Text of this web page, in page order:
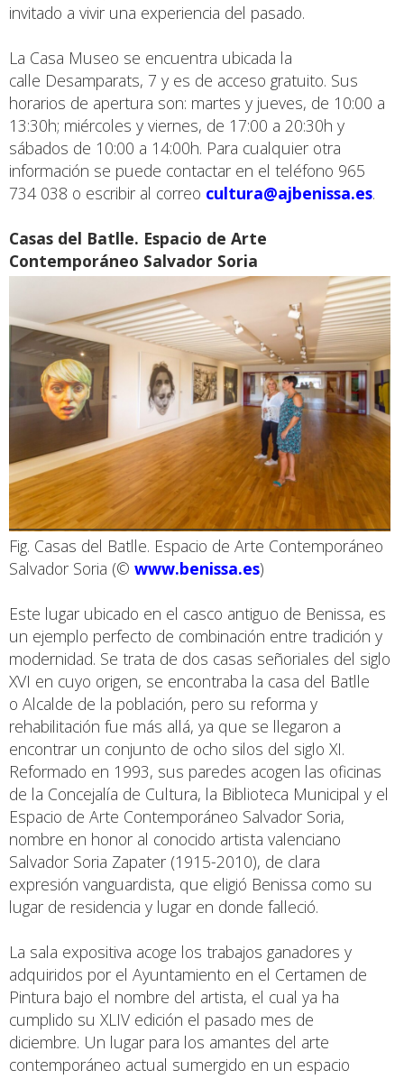
invitado a vivir una experiencia del pasado.
La Casa Museo se encuentra ubicada la
calle Desamparats, 7 y es de acceso gratuito. Sus
horarios de apertura son: martes y jueves, de 10:00 a
13:30h; miércoles y viernes, de 17:00 a 20:30h y
sábados de 10:00 a 14:00h. Para cualquier otra
información se puede contactar en el teléfono 965
734 038 o escribir al correo cultura@ajbenissa.es.
Casas del Batlle. Espacio de Arte
Contemporáneo Salvador Soria
Fig. Casas del Batlle. Espacio de Arte Contemporáneo
Salvador Soria (© www.benissa.es)
Este lugar ubicado en el casco antiguo de Benissa, es
un ejemplo perfecto de combinación entre tradición y
modernidad. Se trata de dos casas señoriales del siglo
XVI en cuyo origen, se encontraba la casa del Batlle
o Alcalde de la población, pero su reforma y
rehabilitación fue más allá, ya que se llegaron a
encontrar un conjunto de ocho silos del siglo XI.
Reformado en 1993, sus paredes acogen las oficinas
de la Concejalía de Cultura, la Biblioteca Municipal y el
Espacio de Arte Contemporáneo Salvador Soria,
nombre en honor al conocido artista valenciano
Salvador Soria Zapater (1915-2010), de clara
expresión vanguardista, que eligió Benissa como su
lugar de residencia y lugar en donde falleció.
La sala expositiva acoge los trabajos ganadores y
adquiridos por el Ayuntamiento en el Certamen de
Pintura bajo el nombre del artista, el cual ya ha
cumplido su XLIV edición el pasado mes de
diciembre. Un lugar para los amantes del arte
contemporáneo actual sumergido en un espacio